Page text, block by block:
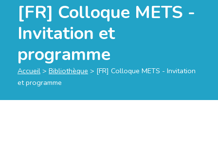
[FR] Colloque METS -
Invitation et
programme
Accueil > Bibliothèque > [FR] Colloque METS - Invitation
et programme